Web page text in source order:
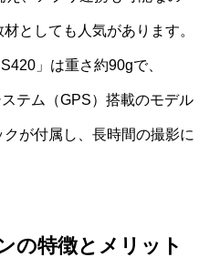
としても人気があります。
」は重さ約90gで、
テム（GPS）搭載のモデル
が付属し、長時間の撮影に
の特徴とメリット